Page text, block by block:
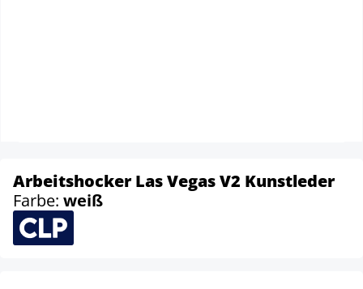
Arbeitshocker Las Vegas V2 Kunstleder
Farbe: weiß